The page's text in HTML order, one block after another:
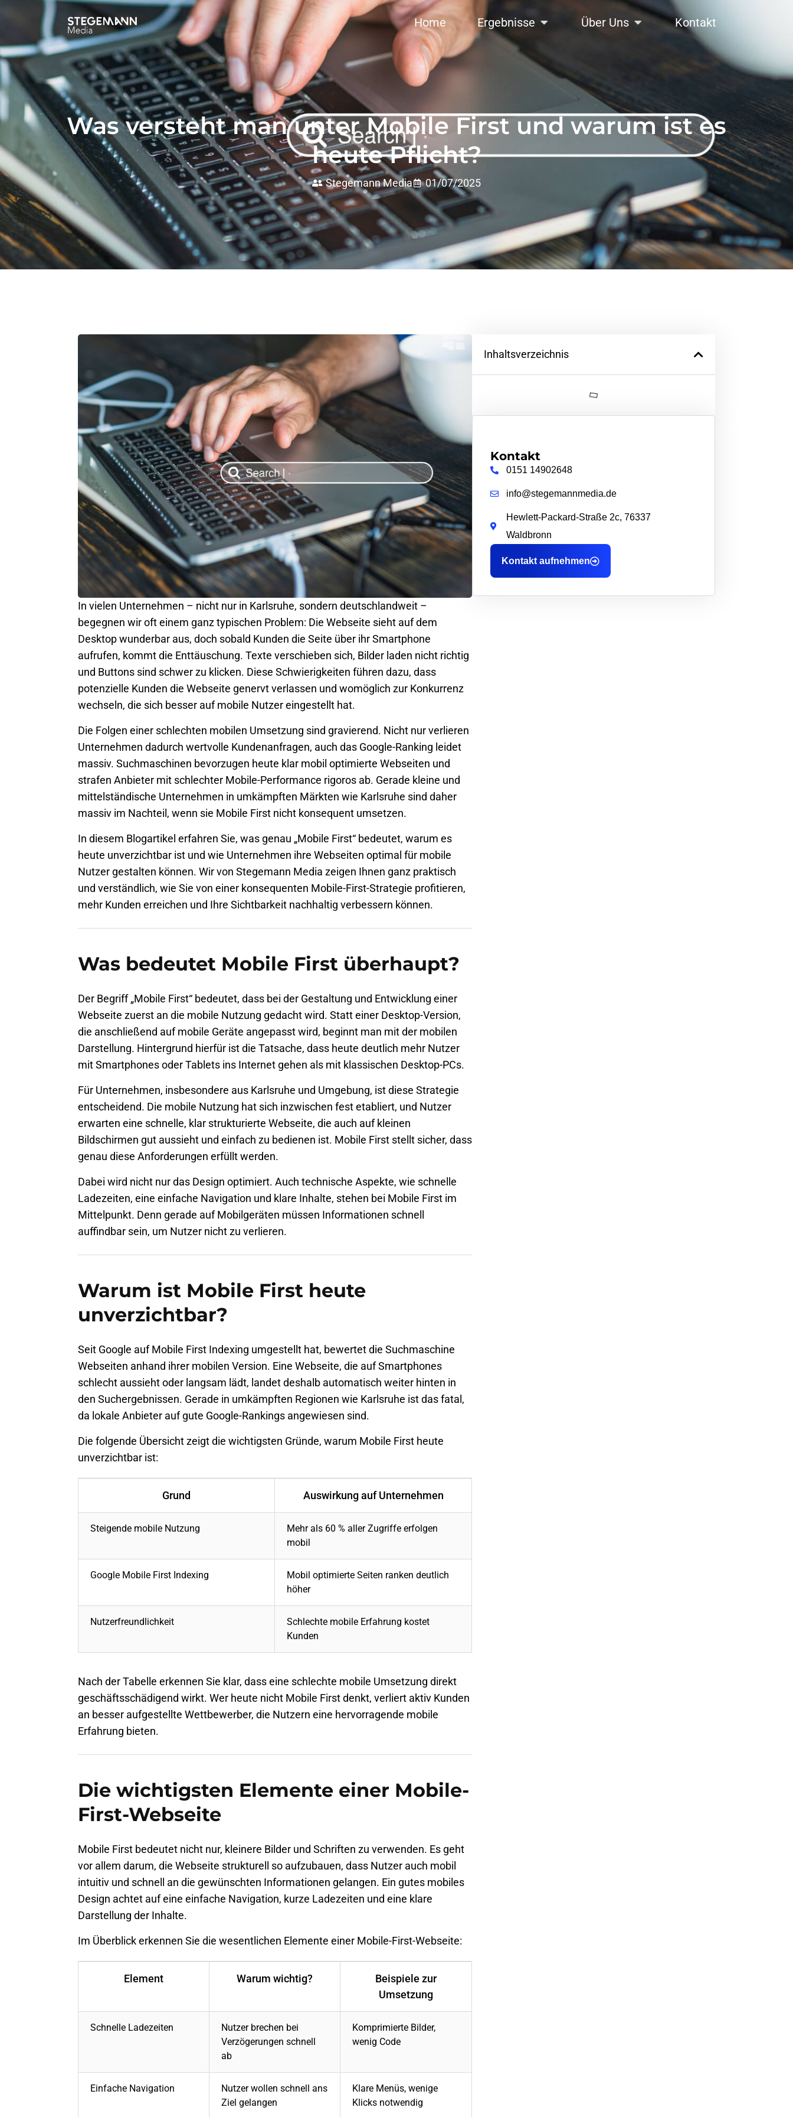
Home Ergebnisse Über Uns Kontakt
Was versteht man unter Mobile First und warum ist es
heute Pflicht?
Stegemann Media 01/07/2025
In vielen Unternehmen – nicht nur in Karlsruhe, sondern deutschlandweit –
begegnen wir oft einem ganz typischen Problem: Die Webseite sieht auf dem
Desktop wunderbar aus, doch sobald Kunden die Seite über ihr Smartphone
aufrufen, kommt die Enttäuschung. Texte verschieben sich, Bilder laden nicht richtig
und Buttons sind schwer zu klicken. Diese Schwierigkeiten führen dazu, dass
potenzielle Kunden die Webseite genervt verlassen und womöglich zur Konkurrenz
wechseln, die sich besser auf mobile Nutzer eingestellt hat.
Die Folgen einer schlechten mobilen Umsetzung sind gravierend. Nicht nur verlieren
Unternehmen dadurch wertvolle Kundenanfragen, auch das Google-Ranking leidet
massiv. Suchmaschinen bevorzugen heute klar mobil optimierte Webseiten und
strafen Anbieter mit schlechter Mobile-Performance rigoros ab. Gerade kleine und
mittelständische Unternehmen in umkämpften Märkten wie Karlsruhe sind daher
massiv im Nachteil, wenn sie Mobile First nicht konsequent umsetzen.
In diesem Blogartikel erfahren Sie, was genau „Mobile First“ bedeutet, warum es
heute unverzichtbar ist und wie Unternehmen ihre Webseiten optimal für mobile
Nutzer gestalten können. Wir von Stegemann Media zeigen Ihnen ganz praktisch
und verständlich, wie Sie von einer konsequenten Mobile-First-Strategie profitieren,
mehr Kunden erreichen und Ihre Sichtbarkeit nachhaltig verbessern können.
Was bedeutet Mobile First überhaupt?
Der Begriff „Mobile First“ bedeutet, dass bei der Gestaltung und Entwicklung einer
Webseite zuerst an die mobile Nutzung gedacht wird. Statt einer Desktop-Version,
die anschließend auf mobile Geräte angepasst wird, beginnt man mit der mobilen
Darstellung. Hintergrund hierfür ist die Tatsache, dass heute deutlich mehr Nutzer
mit Smartphones oder Tablets ins Internet gehen als mit klassischen Desktop-PCs.
Für Unternehmen, insbesondere aus Karlsruhe und Umgebung, ist diese Strategie
entscheidend. Die mobile Nutzung hat sich inzwischen fest etabliert, und Nutzer
erwarten eine schnelle, klar strukturierte Webseite, die auch auf kleinen
Bildschirmen gut aussieht und einfach zu bedienen ist. Mobile First stellt sicher, dass
genau diese Anforderungen erfüllt werden.
Dabei wird nicht nur das Design optimiert. Auch technische Aspekte, wie schnelle
Ladezeiten, eine einfache Navigation und klare Inhalte, stehen bei Mobile First im
Mittelpunkt. Denn gerade auf Mobilgeräten müssen Informationen schnell
auffindbar sein, um Nutzer nicht zu verlieren.
Warum ist Mobile First heute
unverzichtbar?
Seit Google aufMobile First Indexing umgestellt hat, bewertet die Suchmaschine
Webseiten anhand ihrer mobilen Version. Eine Webseite, die auf Smartphones
schlecht aussieht oder langsam lädt, landet deshalb automatisch weiter hinten in
den Suchergebnissen. Gerade in umkämpften Regionen wie Karlsruhe ist das fatal,
da lokale Anbieter auf gute Google-Rankings angewiesen sind.
Die folgende Übersicht zeigt die wichtigsten Gründe, warum Mobile First heute
unverzichtbar ist:
Grund Auswirkung auf Unternehmen
Steigende mobile Nutzung
Mehr als 60 % aller Zugriffe erfolgen
mobil
Google Mobile First Indexing
Mobil optimierte Seiten ranken deutlich
höher
Nutzerfreundlichkeit
Schlechte mobile Erfahrung kostet
Kunden
Nach der Tabelle erkennen Sie klar, dass eine schlechte mobile Umsetzung direkt
geschäftsschädigend wirkt. Wer heute nicht Mobile First denkt, verliert aktiv Kunden
an besser aufgestellte Wettbewerber, die Nutzern eine hervorragende mobile
Erfahrung bieten.
Die wichtigsten Elemente einer Mobile-
First-Webseite
Mobile First bedeutet nicht nur, kleinere Bilder und Schriften zu verwenden. Es geht
vor allem darum, die Webseite strukturell so aufzubauen, dass Nutzer auch mobil
intuitiv und schnell an die gewünschten Informationen gelangen. Ein gutes mobiles
Design achtet auf eine einfache Navigation, kurze Ladezeiten und eine klare
Darstellung der Inhalte.
Im Überblick erkennen Sie die wesentlichen Elemente einer Mobile-First-Webseite:
Element Warum wichtig?
Beispiele zur
Umsetzung
Schnelle Ladezeiten
Nutzer brechen bei
Verzögerungen schnell
ab
Komprimierte Bilder,
wenig Code
Einfache Navigation
Nutzer wollen schnell ans
Ziel gelangen
Klare Menüs, wenige
Klicks notwendig
Inhaltsverzeichnis
Kontakt
0151 14902648
info@stegemannmedia.de
Hewlett-Packard-Straße 2c, 76337
Waldbronn
Kontakt aufnehmen